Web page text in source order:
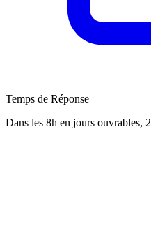
Temps de Réponse
Dans les 8h en jours ouvrables,